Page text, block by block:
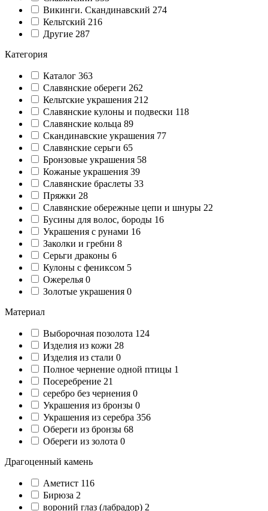
Викинги. Скандинавский 274
Кельтский 216
Другие 287
Категория
Каталог 363
Славянские обереги 262
Кельтские украшения 212
Славянские кулоны и подвески 118
Славянские кольца 89
Cкандинавские украшения 77
Славянские серьги 65
Бронзовые украшения 58
Кожаные украшения 39
Славянские браслеты 33
Пряжки 28
Славянские обережные цепи и шнуры 22
Бусины для волос, бороды 16
Украшения с рунами 16
Заколки и гребни 8
Серьги драконы 6
Кулоны с фениксом 5
Ожерелья 0
Золотые украшения 0
Материал
Выборочная позолота 124
Изделия из кожи 28
Изделия из стали 0
Полное чернение одной птицы 1
Посеребрение 21
серебро без чернения 0
Украшения из бронзы 0
Украшения из серебра 356
Обереги из бронзы 68
Обереги из золота 0
Драгоценный камень
Аметист 116
Бирюза 2
вороний глаз (лабрадор) 2